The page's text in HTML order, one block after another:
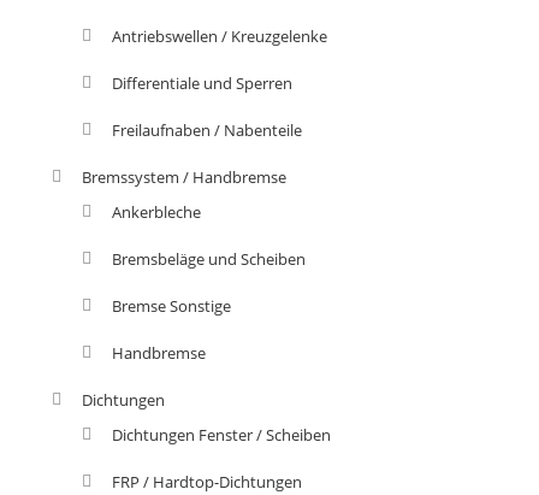
Antriebswellen / Kreuzgelenke
Differentiale und Sperren
Freilaufnaben / Nabenteile
Bremssystem / Handbremse
Ankerbleche
Bremsbeläge und Scheiben
Bremse Sonstige
Handbremse
Dichtungen
Dichtungen Fenster / Scheiben
FRP / Hardtop-Dichtungen